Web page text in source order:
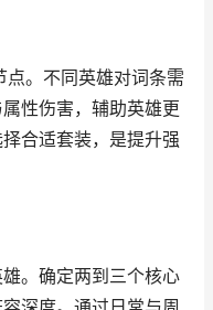
。不同英雄对词条需
性伤害，辅助英雄更
合适套装，是提升强
。确定两到三个核心